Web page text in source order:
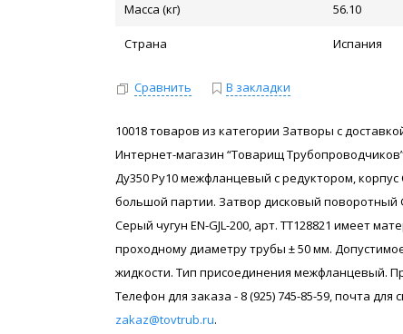
Масса (кг) 56.10
Страна Испания
Сравнить В закладки
10018 товаров из категории Затворы с
Интернет-магазин “Товарищ
Ду350 Ру10 межфланцевый с редуктором, корпус
большой партии. Затвор дисковый поворотный
Серый чугун EN-GJL-200, арт. ТТ128821 имеет
проходному диаметру трубы ± 50 мм.
жидкости. Тип присоединения межфланцевый.
Телефон для заказа - 8 (925) 745-85-59, почта
zakaz@tovtrub.ru.